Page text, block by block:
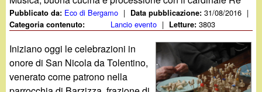
g
a
n
i
e
r
Pubblicato da: Eco di Bergamo | Data pubblicazione:31/08/2016 |
Categoria contenuto: Lancio evento | Letture:3803
Iniziano oggi le celebrazioni in
onore di San Nicola da Tolentino,
venerato come patrono nella